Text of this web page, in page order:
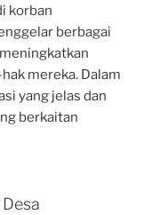
korban
berbagai
mereka. Dalam
yang jelas dan
berkaitan